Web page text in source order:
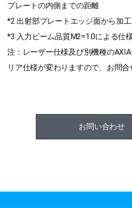
プレートの内側までの距離
*2 出射部プレートエッジ面から加
*3 入力ビーム品質M2=1.0による仕
注：レーザー仕様及び別機種の
リア仕様が変わりますので、お問合
お問い合わ